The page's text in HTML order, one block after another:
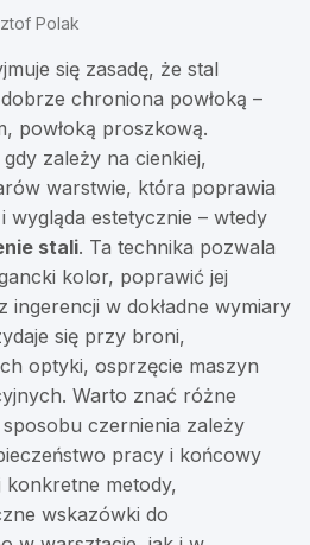
Polak
się zasadę, że stal
chroniona powłoką –
powłoką proszkową.
zależy na cienkiej,
warstwie, która poprawia
estetycznie – wtedy
stali. Ta technika pozwala
kolor, poprawić jej
w dokładne wymiary
się przy broni,
optyki, osprzęcie maszyn
Warto znać różne
czernienia zależy
pracy i końcowy
konkretne metody,
wskazówki do